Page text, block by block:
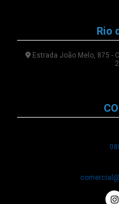
Rio
Estrada João Melo, 875 -